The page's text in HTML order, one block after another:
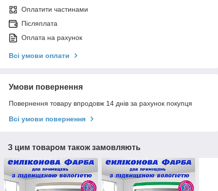
Оплатити частинами
Післяплата
Оплата на рахунок
Всі умови оплати
Умови повернення
Повернення товару впродовж 14 днів за рахунок покупця
Всі умови повернення
З цим товаром також замовляють